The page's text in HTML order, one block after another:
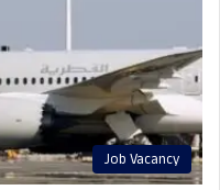
Job Vacancy